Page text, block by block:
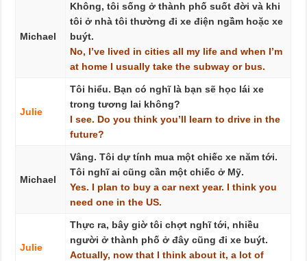
Michael
Không, tôi sống ở thành phố suốt đời và khi
tôi ở nhà tôi thường đi xe điện ngầm hoặc xe
buýt.
No, I’ve lived in cities all my life and when I’m
at home I usually take the subway or bus.
Julie
Tôi hiểu. Bạn có nghĩ là bạn sẽ học lái xe
trong tương lai không?
I see. Do you think you’ll learn to drive in the
future?
Michael
Vâng. Tôi dự tính mua một chiếc xe năm tới.
Tôi nghĩ ai cũng cần một chiếc ở Mỹ.
Yes. I plan to buy a car next year. I think you
need one in the US.
Julie
Thực ra, bây giờ tôi chợt nghĩ tới, nhiều
người ở thành phố ở đây cũng đi xe buýt.
Actually, now that I think about it, a lot of